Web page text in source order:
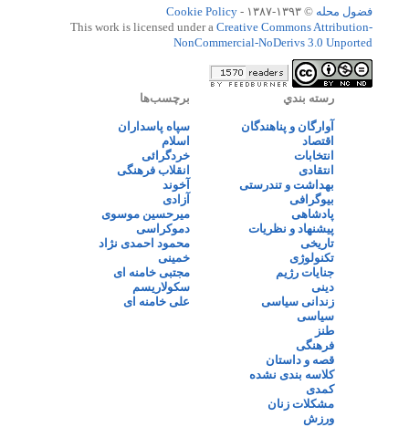
فضول محله © ۱۳۹۳-۱۳۸۷ -
Cookie Policy
This work is licensed under a Creative Commons Attribution-
NonCommercial-NoDerivs 3.0 Unported
رسته بندي
آوارگان و پناهندگان
اقتصاد
انتخابات
انتقادی
بهداشت و تندرستی
بیوگرافی
پادشاهی
پیشنهاد و نظریات
تاریخی
تکنولوژی
جنایات رژیم
دینی
زندانی سیاسی
سیاسی
طنز
فرهنگی
قصه و داستان
کلاسه بندی نشده
کمدی
مشکلات زنان
ورزش
برچسب‌ها
سپاه پاسداران
اسلام
خردگرائی
انقلاب فرهنگی
آخوند
آزادی
میرحسین موسوی
دموکراسی
محمود احمدی نژاد
خمینی
مجتبی خامنه ای
سکولاریسم
علی خامنه ای